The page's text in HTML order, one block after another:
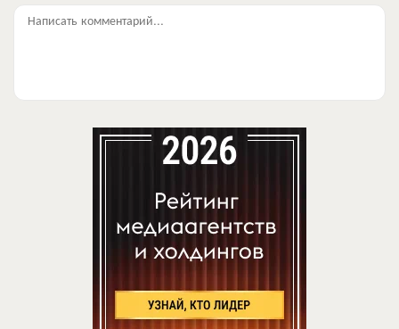
Написать комментарий...